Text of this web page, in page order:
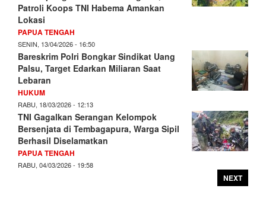
Patroli Koops TNI Habema Amankan
Lokasi
PAPUA TENGAH
SENIN, 13/04/2026 - 16:50
Bareskrim Polri Bongkar Sindikat Uang
Palsu, Target Edarkan Miliaran Saat
Lebaran
HUKUM
RABU, 18/03/2026 - 12:13
TNI Gagalkan Serangan Kelompok
Bersenjata di Tembagapura, Warga Sipil
Berhasil Diselamatkan
PAPUA TENGAH
RABU, 04/03/2026 - 19:58
NEXT